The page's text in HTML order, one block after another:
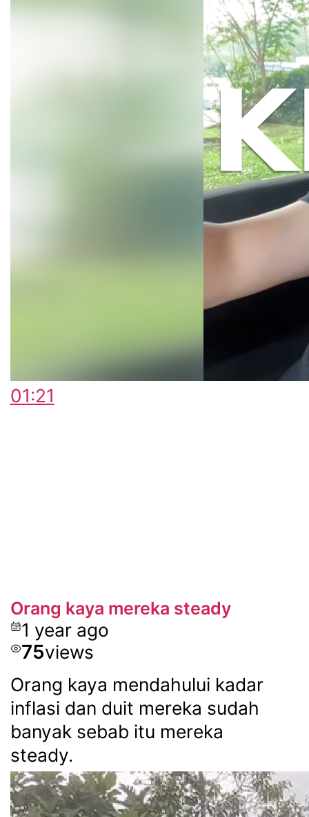
01:21
Orang kaya mereka steady
1 year ago
75views
Orang kaya mendahului kadar
inflasi dan duit mereka sudah
banyak sebab itu mereka
steady.